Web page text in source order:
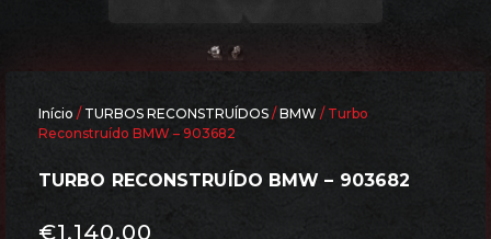
Início / TURBOS RECONSTRUÍDOS /BMW / Turbo
Reconstruído BMW – 903682
TURBO RECONSTRUÍDO BMW – 903682
€1,140.00